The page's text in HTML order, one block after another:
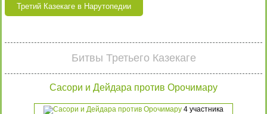
Третий Казекаге в Нарутопедии
Битвы Третьего Казекаге
Сасори и Дейдара против Орочимару
4 участника